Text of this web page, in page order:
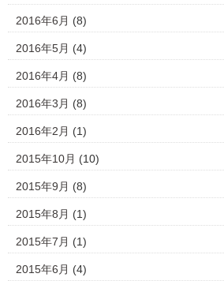
2016年6月 (8)
2016年5月 (4)
2016年4月 (8)
2016年3月 (8)
2016年2月 (1)
2015年10月 (10)
2015年9月 (8)
2015年8月 (1)
2015年7月 (1)
2015年6月 (4)